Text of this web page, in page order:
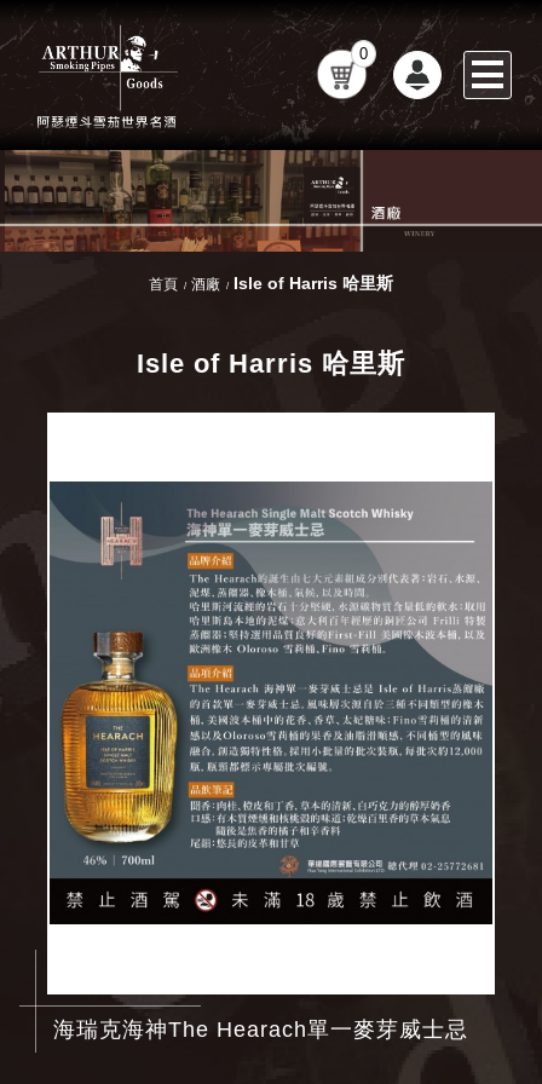
0
首頁 酒廠 Isle of Harris 哈里斯
Isle of Harris 哈里斯
海瑞克海神The Hearach單一麥芽威士忌